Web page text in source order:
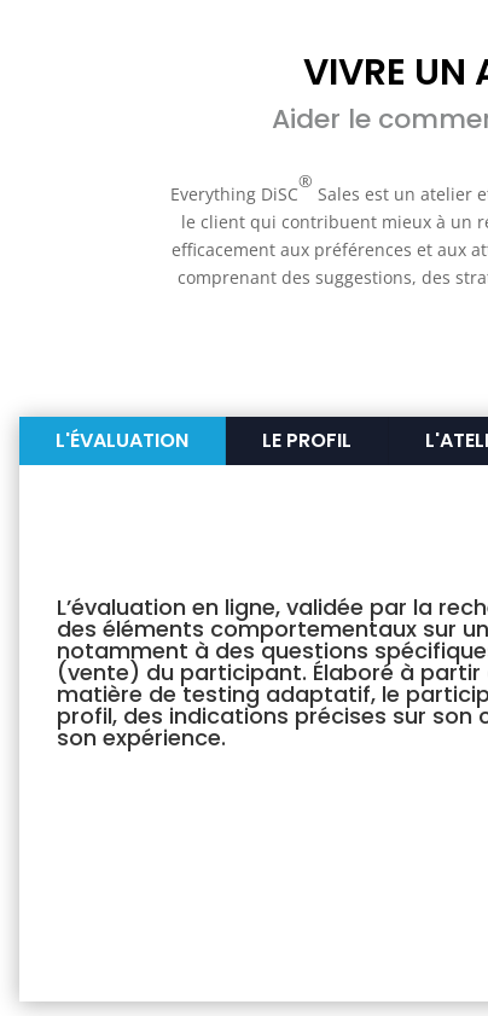
VIVRE UN
Aider le
Everything DiSC
®
Sales est un atelier
le client qui contribuent mieux à un
efficacement aux préférences et aux
comprenant des suggestions, des
L'ÉVALUATION LE PROFIL
L’évaluation en ligne, validée par la
des éléments comportementaux sur
notamment à des questions
(vente) du participant. Élaboré à
matière de testing adaptatif, le
profil, des indications précises sur
son expérience.